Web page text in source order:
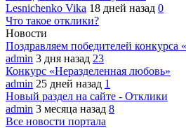
Lesnichenko Vika 18 дней назад 0
Что такое отклики?
Новости
Поздравляем победителей конкурса
admin 3 дня назад 23
Конкурс «Неразделенная любовь»
admin 25 дней назад 1
Новый раздел на сайте - Отклики
admin 3 месяца назад 8
Все новости портала